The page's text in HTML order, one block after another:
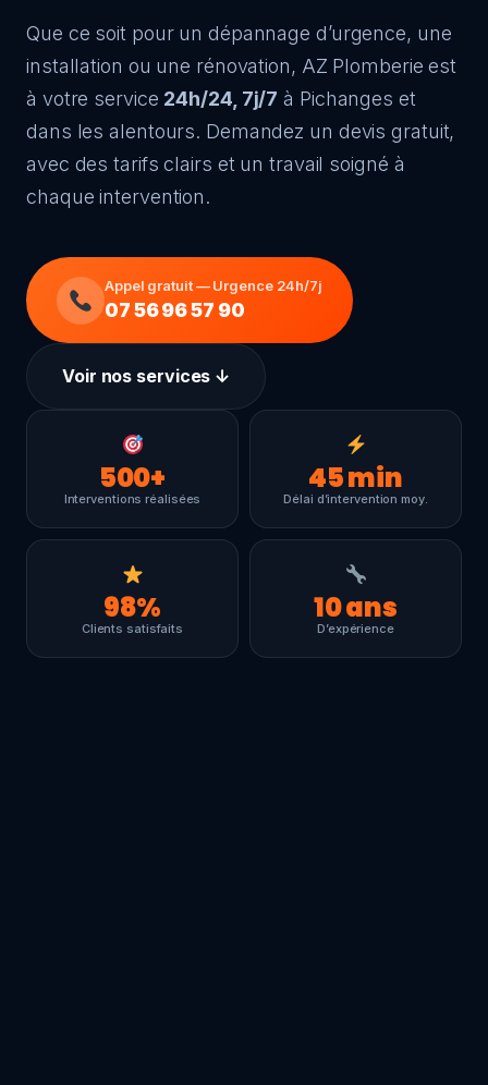
Que ce soit pour un dépannage d’urgence, une
installation ou une rénovation, AZ Plomberie est
à votre service 24h/24, 7j/7 à Pichanges et
dans les alentours. Demandez un devis gratuit,
avec des tarifs clairs et un travail soigné à
chaque intervention.
Appel gratuit — Urgence 24h/7j
07 56 96 57 90
Voir nos services ↓
500+
Interventions réalisées
45min
Délai d’intervention moy.
98%
Clients satisfaits
10ans
D’expérience